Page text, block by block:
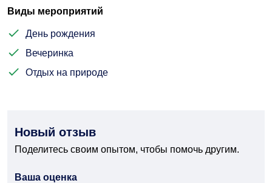
Виды мероприятий
День рождения
Вечеринка
Отдых на природе
Новый отзыв
Поделитесь своим опытом, чтобы помочь другим.
Ваша оценка